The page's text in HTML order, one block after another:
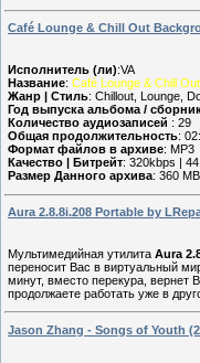
Café Lounge & Chill Out
Исполнитель (ли):VA
Название: Café Lounge & Chill
Жанр | Стиль: Chillout, Lounge,
Год выпуска альбома /
Количество аудиозаписей : 29
Общая продолжительность:
Формат файлов в архиве: MP3
Качество | Битрейт: 320kbps |
Размер Данного архива: 360 MB
Aura 2.8.8i.208 Portable by
Мультимедийная утилита Aura
переносит Вас в виртуальный
минут, вместо перекура,
продолжаете работать уже в
Jason Zhang - Songs of Youth